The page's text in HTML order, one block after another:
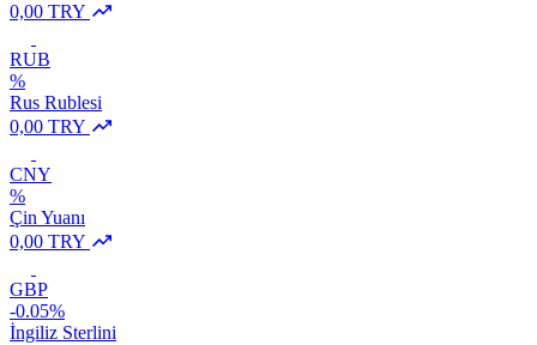
0,00 TRY
RUB
%
Rus Rublesi
0,00 TRY
CNY
%
Çin Yuanı
0,00 TRY
GBP
-0.05%
İngiliz Sterlini